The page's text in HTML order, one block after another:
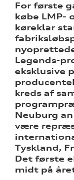
For første
købe LMP-
køreklar
Legends-
eksklusive
kreds af
Neuburg
være
Tyskland,
Det første
midt på